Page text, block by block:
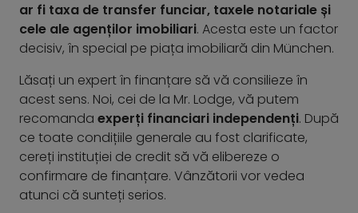
ar fi taxa de transfer funciar, taxele notariale și
cele ale agenților imobiliari. Acesta este un factor
decisiv, în special pe piața imobiliară din München.
Lăsați un expert în finanțare să vă consilieze în
acest sens. Noi, cei de la Mr. Lodge, vă putem
recomanda experți financiari independenți. După
ce toate condițiile generale au fost clarificate,
cereți instituției de credit să vă elibereze o
confirmare de finanțare. Vânzătorii vor vedea
atunci că sunteți serios.